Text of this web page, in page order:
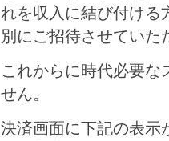
れを収入に結び付ける
別にご招待させていた
これからに時代必要な
せん。
決済画面に下記の表示